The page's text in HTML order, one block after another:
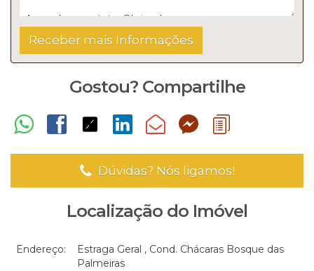
Gostou? Compartilhe
Dúvidas? Nós ligamos!
Localização do Imóvel
Endereço: Estraga Geral , Cond. Chácaras Bosque das
Palmeiras